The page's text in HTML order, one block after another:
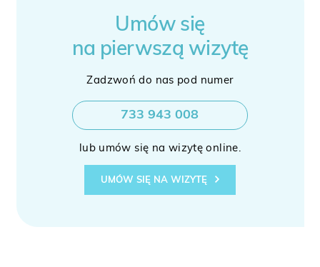
Umów się
na pierwszą wizytę
Zadzwoń do nas pod numer
733 943 008
lub umów się na wizytę online.
UMÓW SIĘ NA WIZYTĘ